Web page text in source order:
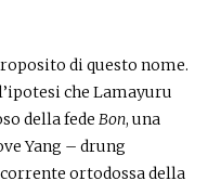
di questo nome.
che Lamayuru
della fede Bon, una
Yang – drung
ortodossa della